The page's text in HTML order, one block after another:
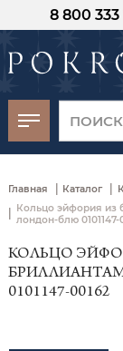
8 800 333
Главная | Каталог |
Кольцо эйфория из
лондон-блю 0101147-
КОЛЬЦО
0101147-00162
-30%
момента оплаты